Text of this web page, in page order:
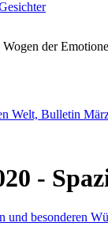
der
Welt, Bulletin
-
und besonderen